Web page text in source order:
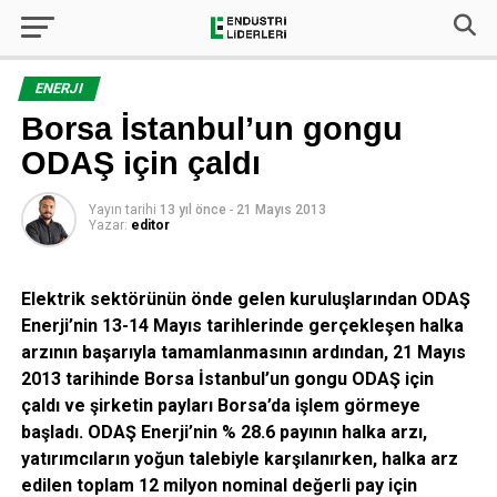
ENERJI
Borsa İstanbul’un gongu
ODAŞ için çaldı
Yayın tarihi 13 yıl önce - 21 Mayıs 2013
Yazar: editor
Elektrik sektörünün önde gelen kuruluşlarından ODAŞ
Enerji’nin 13-14 Mayıs tarihlerinde gerçekleşen halka
arzının başarıyla tamamlanmasının ardından, 21 Mayıs
2013 tarihinde Borsa İstanbul’un gongu ODAŞ için
çaldı ve şirketin payları Borsa’da işlem görmeye
başladı. ODAŞ Enerji’nin % 28.6 payının halka arzı,
yatırımcıların yoğun talebiyle karşılanırken, halka arz
edilen toplam 12 milyon nominal değerli pay için